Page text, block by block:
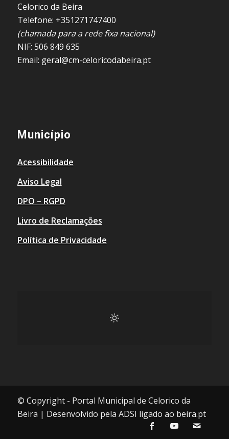
Celorico da Beira
Telefone: +351271747400
(chamada para a rede fixa nacional)
NIF: 506 849 635
Email: geral@cm-celoricodabeira.pt
Município
Acessibilidade
Aviso Legal
DPO – RGPD
Livro de Reclamações
Política de Privacidade
© Copyright - Portal Municipal de Celorico da
Beira | Desenvolvido pela ADSI ligado ao beira.pt